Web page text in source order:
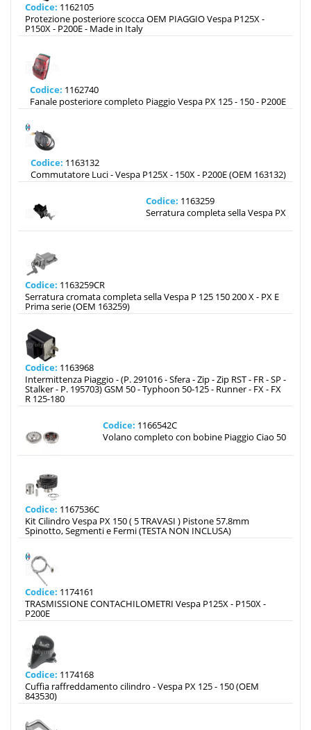
Codice: 1162105
Protezione posteriore scocca OEM PIAGGIO Vespa P125X -
P150X - P200E - Made in Italy
Codice: 1162740
Fanale posteriore completo Piaggio Vespa PX 125 - 150 - P200E
Codice: 1163132
Commutatore Luci - Vespa P125X - 150X - P200E (OEM 163132)
Codice: 1163259
Serratura completa sella Vespa PX
Codice: 1163259CR
Serratura cromata completa sella Vespa P 125 150 200 X - PX E
Prima serie (OEM 163259)
Codice: 1163968
Intermittenza Piaggio - (P. 291016 - Sfera - Zip - Zip RST - FR - SP -
Stalker - P. 195703) GSM 50 - Typhoon 50-125 - Runner - FX - FX
R 125-180
Codice: 1166542C
Volano completo con bobine Piaggio Ciao 50
Codice: 1167536C
Kit Cilindro Vespa PX 150 ( 5 TRAVASI ) Pistone 57.8mm
Spinotto, Segmenti e Fermi (TESTA NON INCLUSA)
Codice: 1174161
TRASMISSIONE CONTACHILOMETRI Vespa P125X - P150X -
P200E
Codice: 1174168
Cuffia raffreddamento cilindro - Vespa PX 125 - 150 (OEM
843530)